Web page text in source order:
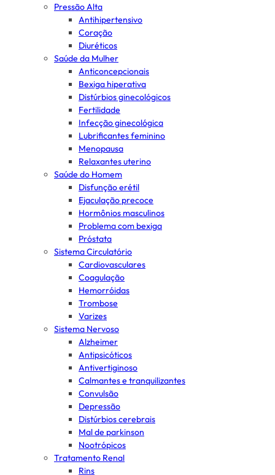
Pressão Alta
Antihipertensivo
Coração
Diuréticos
Saúde da Mulher
Anticoncepcionais
Bexiga hiperativa
Distúrbios ginecológicos
Fertilidade
Infecção ginecológica
Lubrificantes feminino
Menopausa
Relaxantes uterino
Saúde do Homem
Disfunção erétil
Ejaculação precoce
Hormônios masculinos
Problema com bexiga
Próstata
Sistema Circulatório
Cardiovasculares
Coagulação
Hemorróidas
Trombose
Varizes
Sistema Nervoso
Alzheimer
Antipsicóticos
Antivertiginoso
Calmantes e tranquilizantes
Convulsão
Depressão
Distúrbios cerebrais
Mal de parkinson
Nootrópicos
Tratamento Renal
Rins